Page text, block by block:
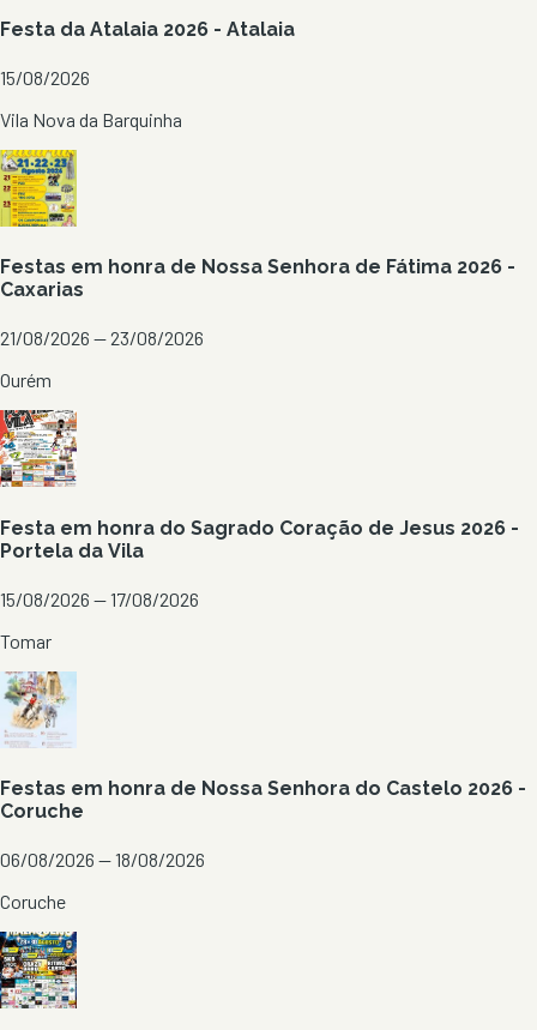
Festa da Atalaia 2026 - Atalaia
15/08/2026
Vila Nova da Barquinha
Festas em honra de Nossa Senhora de Fátima 2026 -
Caxarias
21/08/2026 — 23/08/2026
Ourém
Festa em honra do Sagrado Coração de Jesus 2026 -
Portela da Vila
15/08/2026 — 17/08/2026
Tomar
Festas em honra de Nossa Senhora do Castelo 2026 -
Coruche
06/08/2026 — 18/08/2026
Coruche